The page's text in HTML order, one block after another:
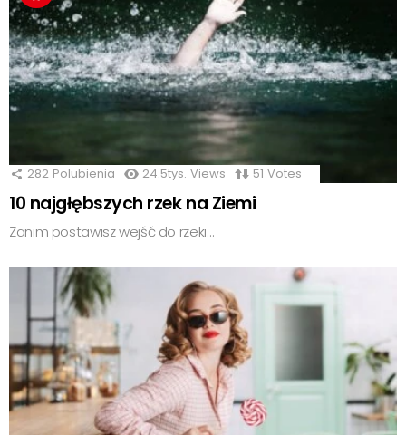
282 Polubienia 24.5tys. Views 51 Votes
10 najgłębszych rzek na Ziemi
Zanim postawisz wejść do rzeki…